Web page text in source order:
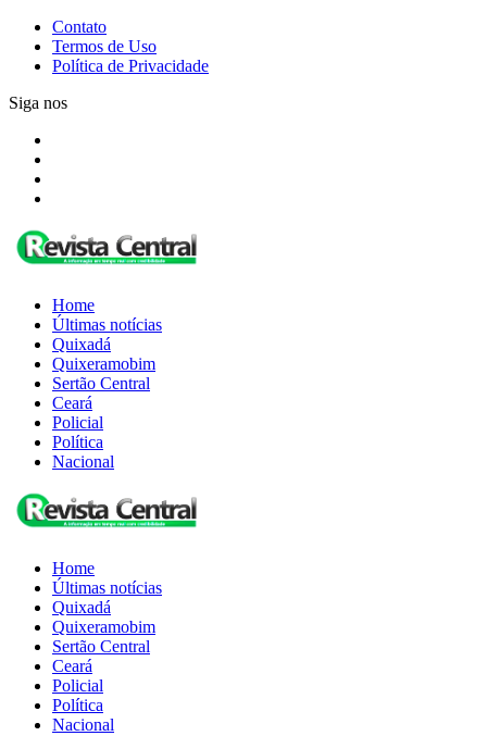
Contato
Termos de Uso
Política de Privacidade
Siga nos
Home
Últimas notícias
Quixadá
Quixeramobim
Sertão Central
Ceará
Policial
Política
Nacional
Home
Últimas notícias
Quixadá
Quixeramobim
Sertão Central
Ceará
Policial
Política
Nacional